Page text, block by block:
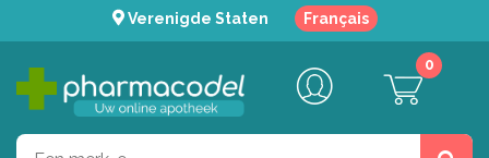
Verenigde Staten Français
0